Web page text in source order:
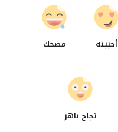
أحببته مضحك
نجاح باهر